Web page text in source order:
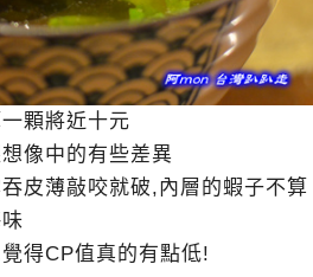
顆將近十元
像中的有些差異
皮薄敲咬就破,內層的蝦子不算
得CP值真的有點低!